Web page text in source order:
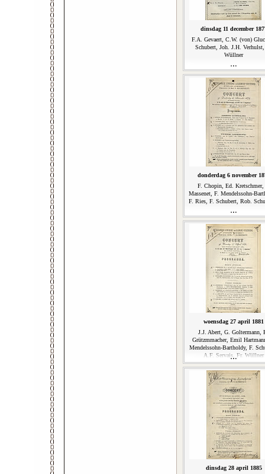
dinsdag 11 december
F.A. Gevaert, C.W. (von)
Schubert, Joh. J.H.
Wüllner
donderdag 6 november
F. Chopin, Ed. Kretschmer,
Massenet, F. Mendelssohn-
F. Ries, F. Schubert, Rob.
woensdag 27 april 1881
J.J. Abert, G. Goltermann,
Grützmmacher, Emil
Mendelssohn-Bartholdy, F.
A.F. Servais, Fr. Wüllner
dinsdag 28 april 1885